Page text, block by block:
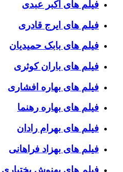
فیلم های اکبر عبدی
فیلم های ایرج قادری
فیلم های بابک حمیدیان
فیلم های باران کوثری
فیلم های بهاره افشاری
فیلم های بهاره رهنما
فیلم های بهرام رادان
فیلم های بهزاد فراهانی
فیلم های بهنوش بختیاری